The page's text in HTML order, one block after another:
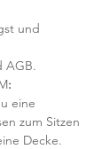
und
AGB.
:
eine
zum Sitzen
Decke.